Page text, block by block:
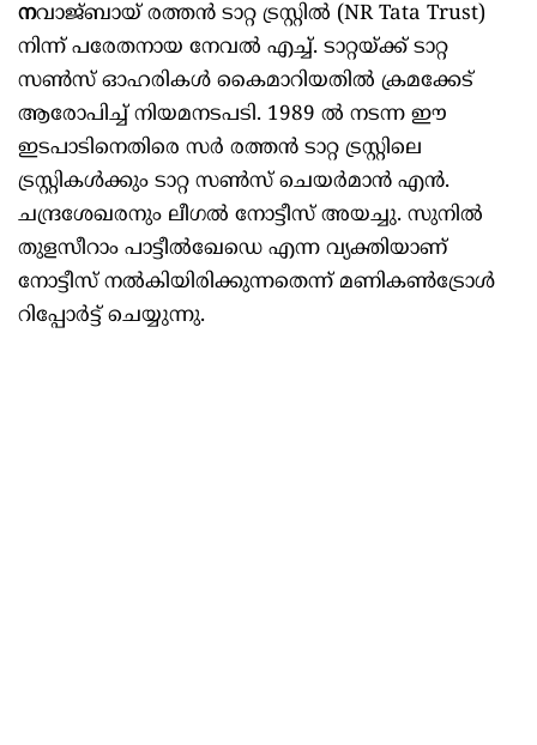
നവാജ്ബായ് രത്തൻ ടാറ്റ ട്രസ്റ്റിൽ (NR Tata Trust)
നിന്ന് പരേതനായ നേവൽ എച്ച്. ടാറ്റയ്ക്ക് ടാറ്റ
സൺസ് ഓഹരികൾ കൈമാറിയതിൽ ക്രമക്കേട്
ആരോപിച്ച് നിയമനടപടി. 1989 ൽ നടന്ന ഈ
ഇടപാടിനെതിരെ സർ രത്തൻ ടാറ്റ ട്രസ്റ്റിലെ
ട്രസ്റ്റികൾക്കും ടാറ്റ സൺസ് ചെയർമാൻ എൻ.
ചന്ദ്രശേഖരനും ലീഗൽ നോട്ടീസ് അയച്ചു. സുനിൽ
തുളസീറാം പാട്ടീൽഖേഡെ എന്ന വ്യക്തിയാണ്
നോട്ടീസ് നൽകിയിരിക്കുന്നതെന്ന് മണികണ്‍ട്രോള്‍
റിപ്പോര്‍ട്ട് ചെയ്യുന്നു.